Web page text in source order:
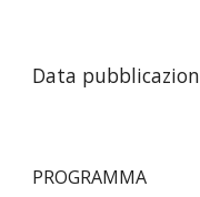
Data
PROGRAMMA